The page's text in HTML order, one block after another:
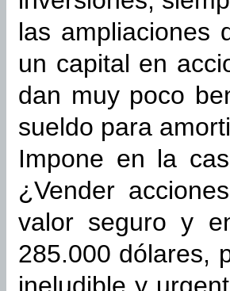
las ampliaciones
un capital en
dan muy poco
sueldo para
Impone en la
¿Vender
valor seguro y
285.000 dólares,